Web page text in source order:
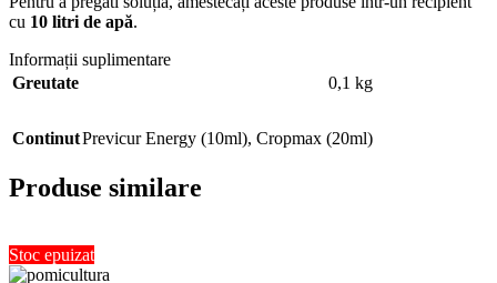
cu 10 litri de apă.
Informații suplimentare
Greutate
0,1 kg
ContinutPrevicur Energy (10ml), Cropmax (20ml)
Produse similare
Stoc epuizat